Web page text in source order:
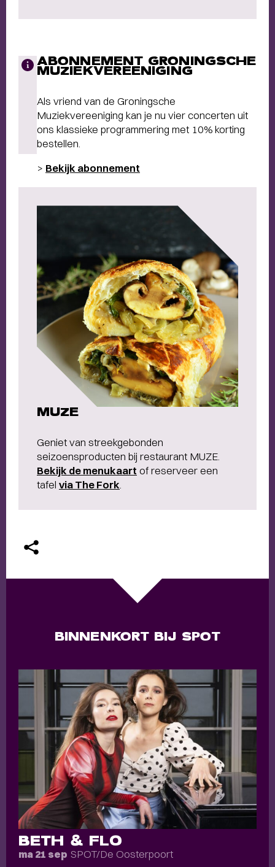
ABONNEMENT GRONINGSCHE
MUZIEKVEREENIGING
Als vriend van de Groningsche
Muziekvereeniging kan je nu vier concerten uit
ons klassieke programmering met 10% korting
bestellen.
> Bekijk abonnement
MUZE
Geniet van streekgebonden
seizoensproducten bij restaurant MUZE.
Bekijk de menukaart of reserveer een
tafel via The Fork.
BINNENKORT BIJ SPOT
BETH & FLO
ma 21 sep SPOT/De Oosterpoort